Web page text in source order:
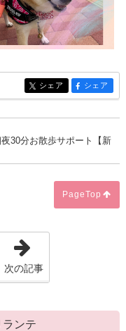
entry374
シェア entry374
シェア
30分お散歩サポート【新
PageTop
ットシッター】怖がり猫
次の記事
ンテ